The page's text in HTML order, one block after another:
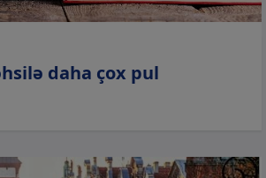
daha çox pul